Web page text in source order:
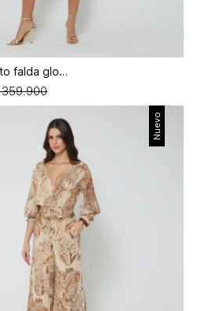
Vestido corto falda globo
359.900
Nuevo